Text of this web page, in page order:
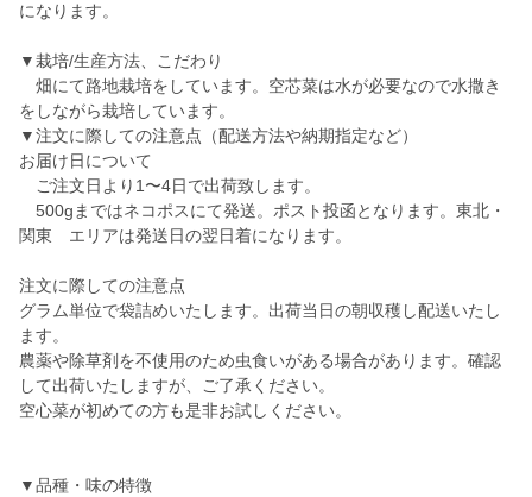
になります。
▼栽培/生産方法、こだわり
畑にて路地栽培をしています。空芯菜は水が必要なので水撒き
をしながら栽培しています。
▼注文に際しての注意点（配送方法や納期指定など）
お届け日について
ご注文日より1〜4日で出荷致します。
500gまではネコポスにて発送。ポスト投函となります。東北・
関東 エリアは発送日の翌日着になります。
注文に際しての注意点
グラム単位で袋詰めいたします。出荷当日の朝収穫し配送いたし
ます。
農薬や除草剤を不使用のため虫食いがある場合があります。確認
して出荷いたしますが、ご了承ください。
空心菜が初めての方も是非お試しください。
▼品種・味の特徴